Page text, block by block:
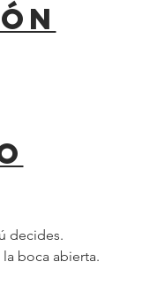
decides.
boca abierta.